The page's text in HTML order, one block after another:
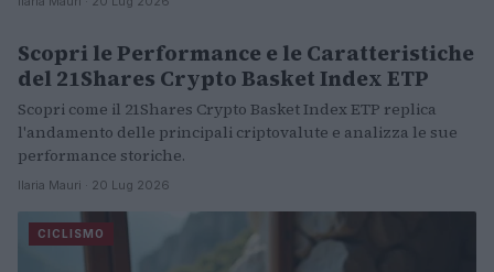
ALTRI SPORT
Scopri le Performance e le Caratteristiche
del 21Shares Crypto Basket Index ETP
Scopri come il 21Shares Crypto Basket Index ETP replica
l'andamento delle principali criptovalute e analizza le sue
performance storiche.
Ilaria Mauri · 20 Lug 2026
CICLISMO